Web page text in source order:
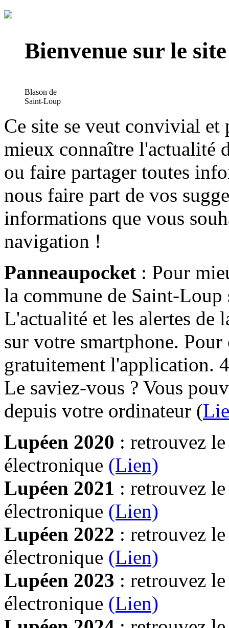
Bienvenue sur le
Blason de
Saint-Loup
Ce site se veut convivial et
mieux connaître l'actualité
ou faire partager toutes
nous faire part de vos
informations que vous
navigation !
Panneaupocket : Pour
la commune de Saint-Loup
L'actualité et les alertes de
sur votre smartphone.
gratuitement l'application.
Le saviez-vous ? Vous
depuis votre ordinateur (
Lupéen 2020 : retrouvez
électronique (Lien)
Lupéen 2021 : retrouvez
électronique (Lien)
Lupéen 2022 : retrouvez
électronique (Lien)
Lupéen 2023 : retrouvez
électronique (Lien)